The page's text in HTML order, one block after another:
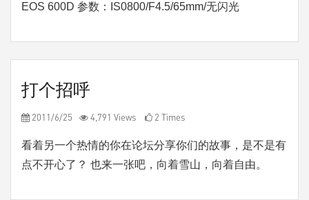
EOS 600D 参数：IS0800/F4.5/65mm/无闪光
打个招呼
2011/6/25 4,791 Views 2 Times
看着另一个热情的你在论坛分享你们的故事，是不是有
点不开心了？ 也来一张吧，向着雪山，向着自由。